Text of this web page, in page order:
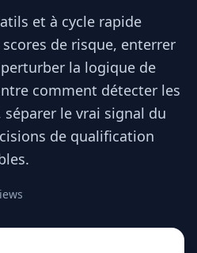
et à cycle rapide
de risque, enterrer
la logique de
comment détecter les
le vrai signal du
de qualification